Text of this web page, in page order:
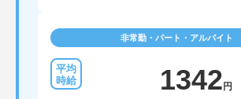
非常勤・パート・アルバイト
1342 円